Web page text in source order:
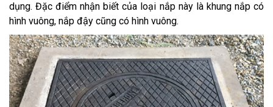
dụng. Đặc điểm nhận biết của loại nắp này là khung nắp có
hình vuông, nắp đậy cũng có hình vuông.